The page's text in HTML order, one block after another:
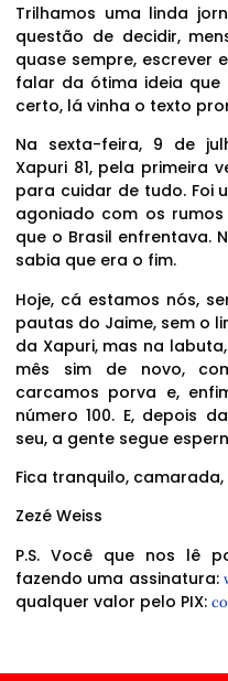
Trilhamos uma linda
questão de decidir,
quase sempre, escrever
falar da ótima ideia que
certo, lá vinha o texto
Na sexta-feira, 9 de
Xapuri 81, pela primeira
para cuidar de tudo. Foi
agoniado com os
que o Brasil enfrentava.
sabia que era o fim.
Hoje, cá estamos nós,
pautas do Jaime, sem o
da Xapuri, mas na
mês sim de novo,
carcamos porva e,
número 100. E, depois
seu, a gente segue
Fica tranquilo,
Zezé Weiss
P.S. Você que nos lê
fazendo uma assinatura:
qualquer valor pelo PIX: